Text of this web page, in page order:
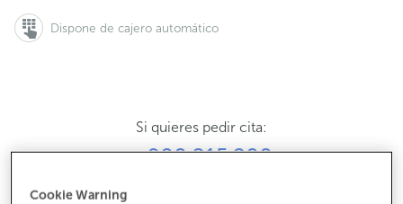
Dispone de cajero automático
Si quieres pedir cita:
900 815 200
Cookie Warning